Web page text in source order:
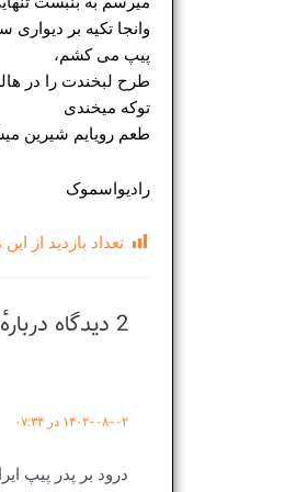
وانجا تکیه بر
پیپ می کشم،
طرح لبخندت را در
توکه میخندی
طعم رویایم شیرین
رادیواسموک
تعداد بازدید از
2 دیدگاه دربارهٔ «پیپ می کشم»
۱۴۰۲-۰۸-۰۲ در ۰۷:۳۴
درود بر پدر پیپ